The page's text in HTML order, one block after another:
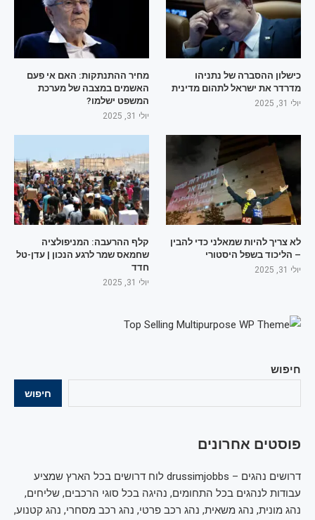
חיפוש
חיפוש
פוסטים אחרונים
דרושים נהגים – drussimjobbs לוח דרושים בכל הארץ שמציע
עבודות לנהגים בכל התחומים, נהיגה בכל סוגי הרכבים, שליחים,
נהג מונית, נהג משאית, נהג רכב פרטי, נהג רכב מסחרי, נהג קטנוע,
כישלון ההסברה של נתניהו
מדרדר את ישראל לתהום מדינית
יולי 31, 2025
מחיר ההתנתקות: האם אי פעם
האשמים במצבה של מערכת
המשפט ישלמו?
יולי 31, 2025
לא צריך להיות שמאלני כדי להבין
– הליכוד בשפל היסטורי
יולי 31, 2025
קלף ההרעבה: המניפולציה
שחמאס שמר לרגע הנכון | עדן-טל
חדד
יולי 31, 2025